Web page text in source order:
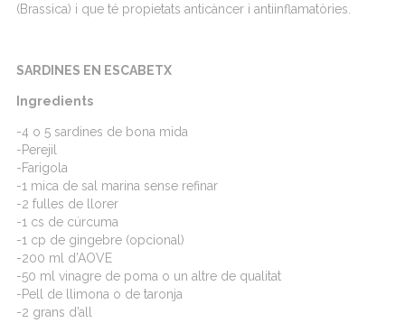
(Brassica) i que té propietats anticàncer i antiinflamatòries.
SARDINES EN ESCABETX
Ingredients
-4 o 5 sardines de bona mida
-Perejil
-Farigola
-1 mica de sal marina sense refinar
-2 fulles de llorer
-1 cs de cúrcuma
-1 cp de gingebre (opcional)
-200 ml d’AOVE
-50 ml vinagre de poma o un altre de qualitat
-Pell de llimona o de taronja
-2 grans d’all